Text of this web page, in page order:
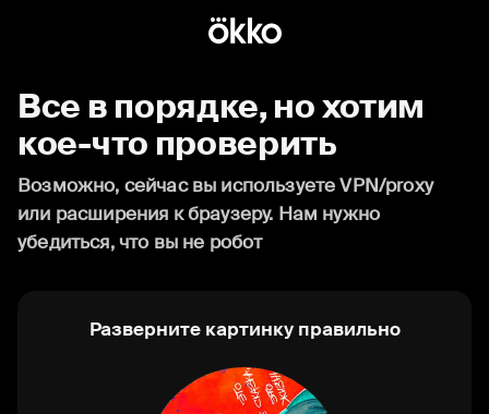
Все в порядке, но хотим
кое-что проверить
Возможно, сейчас вы используете VPN/proxy
или расширения к браузеру. Нам нужно
убедиться, что вы не робот
Разверните картинку правильно